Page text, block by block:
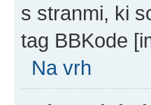
s stranmi, ki
tag BBKode
Na vrh